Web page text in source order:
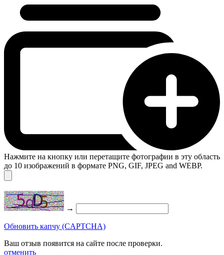
Нажмите на кнопку или перетащите фотографии в эту область
до 10 изображений в формате PNG, GIF, JPEG and WEBP.
→
Обновить капчу (CAPTCHA)
Ваш отзыв появится на сайте после проверки.
отменить